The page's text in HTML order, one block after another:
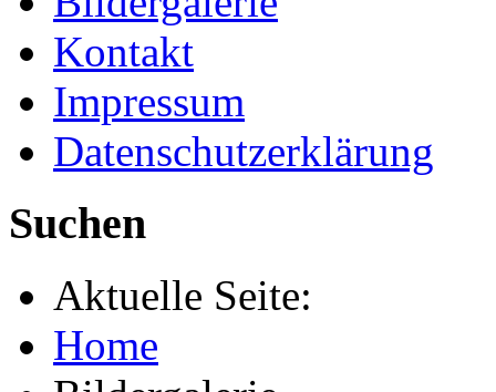
Kontakt
Impressum
Datenschutzerklärung
Suchen
Aktuelle Seite:
Home